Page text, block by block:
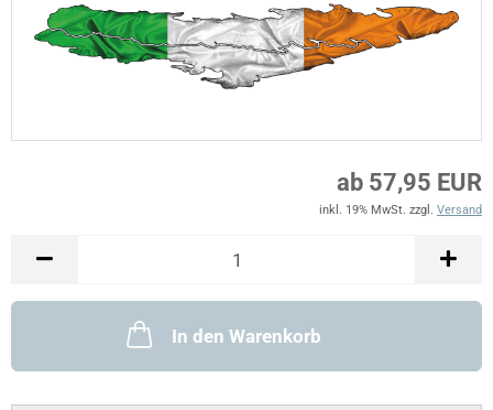
ab 57,95 EUR
inkl. 19% MwSt. zzgl. Versand
In den Warenkorb